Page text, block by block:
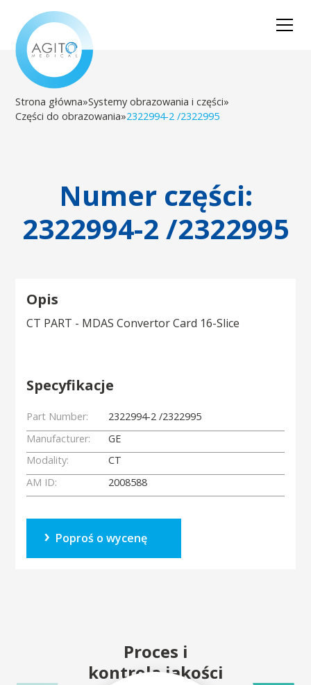
Strona główna»Systemy obrazowania i części»
Części do obrazowania»2322994-2 /2322995
Numer części:
2322994-2 /2322995
Opis
CT PART - MDAS Convertor Card 16-Slice
Specyfikacje
Part Number:
2322994-2 /2322995
Manufacturer:
GE
Modality:
CT
AM ID:
2008588
Poproś o wycenę
Proces i
kontrola jakości